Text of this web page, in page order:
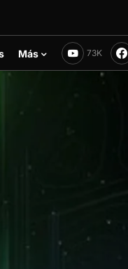
Más 73K